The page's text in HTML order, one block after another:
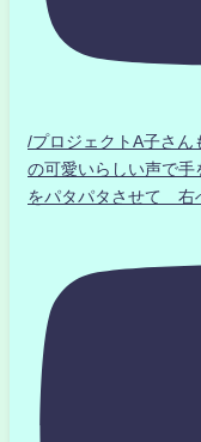
/プロジェクトA子さ
の可愛いらしい声で
をパタパタさせて 右